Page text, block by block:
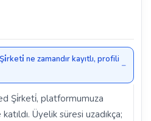
ne zamandır kayıtlı, profili
Şi̇rketi̇, platformumuza
Üyelik süresi uzadıkça;